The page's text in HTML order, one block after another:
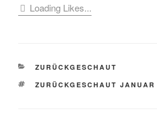
Loading Likes...
KATEGORIEN
ZURÜCKGESCHAUT
SCHLAGWÖRTER
ZURÜCKGESCHAUT JANUAR